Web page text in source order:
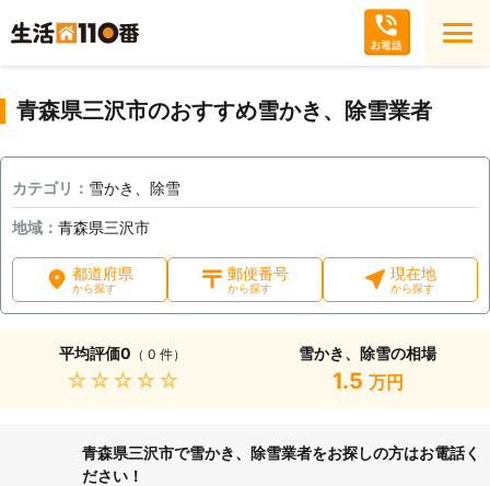
青森県三沢市のおすすめ雪かき、除雪業者
カテゴリ： 雪かき、除雪
地域： 青森県三沢市
都道府県
から探す
郵便番号
から探す
現在地
から探す
平均評価0 （ 0 件）
★★★★★
雪かき、除雪の相場
1.5 万円
青森県三沢市で雪かき、除雪業者をお探しの方はお電話く
ださい！